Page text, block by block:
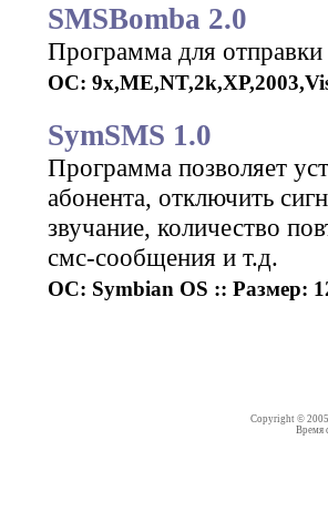
SMSBomba 2.0
Программа для
ОС:
SymSMS 1.0
Программа позволяет
абонента, отключить
звучание, количество
смс-сообщения и т.д.
ОС: Symbian OS :: Размер:
Copyright ©
Время